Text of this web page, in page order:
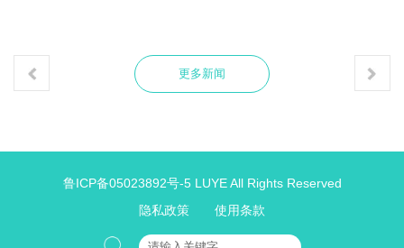
更多新闻
鲁ICP备05023892号-5LUYE All Rights Reserved
隐私政策
使用条款